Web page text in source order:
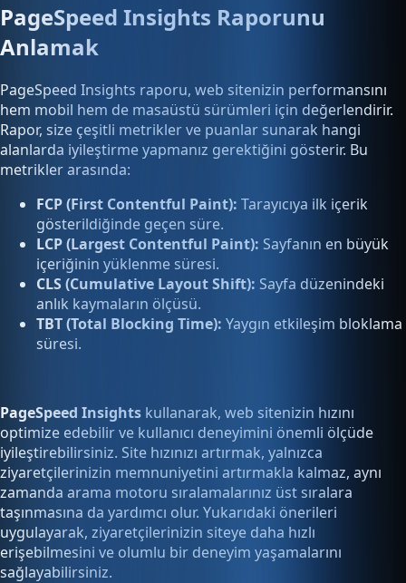
PageSpeed Insights Raporunu
Anlamak
PageSpeed Insights raporu, web sitenizin performansını
hem mobil hem de masaüstü sürümleri için değerlendirir.
Rapor, size çeşitli metrikler ve puanlar sunarak hangi
alanlarda iyileştirme yapmanız gerektiğini gösterir. Bu
metrikler arasında:
FCP (First Contentful Paint): Tarayıcıya ilk içerik
gösterildiğinde geçen süre.
LCP (Largest Contentful Paint): Sayfanın en büyük
içeriğinin yüklenme süresi.
CLS (Cumulative Layout Shift): Sayfa düzenindeki
anlık kaymaların ölçüsü.
TBT (Total Blocking Time): Yaygın etkileşim bloklama
süresi.
PageSpeed Insights kullanarak, web sitenizin hızını
optimize edebilir ve kullanıcı deneyimini önemli ölçüde
iyileştirebilirsiniz. Site hızınızı artırmak, yalnızca
ziyaretçilerinizin memnuniyetini artırmakla kalmaz, aynı
zamanda arama motoru sıralamalarınız üst sıralara
taşınmasına da yardımcı olur. Yukarıdaki önerileri
uygulayarak, ziyaretçilerinizin siteye daha hızlı
erişebilmesini ve olumlu bir deneyim yaşamalarını
sağlayabilirsiniz.